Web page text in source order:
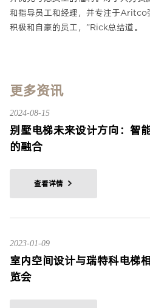
和指导员工和经理，并专注于Aritco
积极和自豪的员工，”Rick总结道。
更多资讯
2024-08-15
别墅电梯未来设计方向：智
的融合
查看详情
2023-01-09
室内空间设计与瑞特科电梯
览会